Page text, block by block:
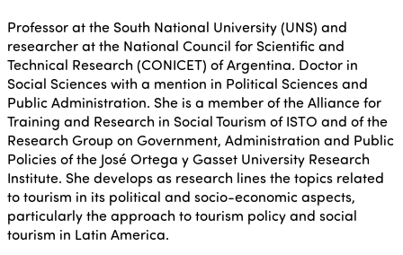
Professor at the South National University (UNS) and
researcher at the National Council for Scientific and
Technical Research (CONICET) of Argentina. Doctor in
Social Sciences with a mention in Political Sciences and
Public Administration. She is a member of the Alliance for
Training and Research in Social Tourism of ISTO and of the
Research Group on Government, Administration and Public
Policies of the José Ortega y Gasset University Research
Institute. She develops as research lines the topics related
to tourism in its political and socio-economic aspects,
particularly the approach to tourism policy and social
tourism in Latin America.